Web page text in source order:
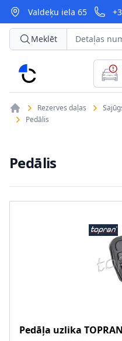
Valdeķu iela 65
CarParts
Meklēt
Rezerves daļas
Pedālis
Pedālis
Pedāļa uzlika TOPRAN